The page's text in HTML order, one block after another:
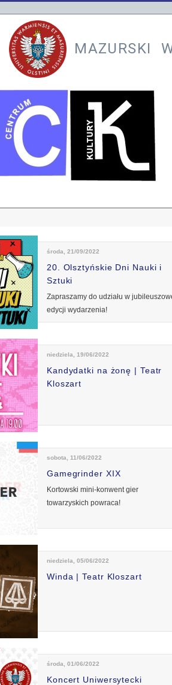
MAZURSKI
środa, 21/09/2022
20. Olsztyńskie Dni Nauki i
Sztuki
Zapraszamy do udziału w
edycji wydarzenia!
niedziela, 19/06/2022
Kandydatki na żonę | Teatr
Kloszart
sobota, 11/06/2022
Gamegrinder XIX
Kortowski mini-konwent gier
towarzyskich powraca!
niedziela, 05/06/2022
Winda | Teatr Kloszart
środa, 01/06/2022
Koncert Uniwersytecki